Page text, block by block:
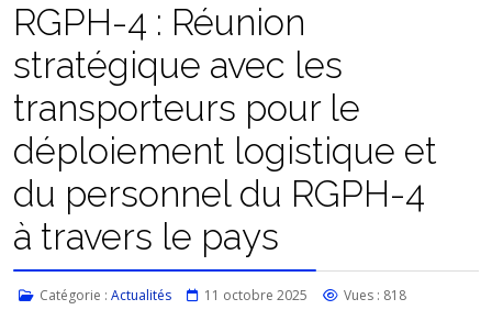
RGPH-4 : Réunion
stratégique avec les
transporteurs pour le
déploiement logistique et
du personnel du RGPH-4
à travers le pays
Catégorie : Actualités 11 octobre 2025 Vues : 818